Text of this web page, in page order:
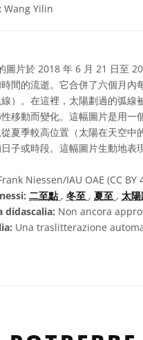
Wang Yilin
圖片於 2018 年 6 月 21 日至
間的流逝。它合併了六個月
）。在這裡，太陽劃過的弧
移動而變化。這幅圖片是用
夏季較高位置（太陽在天空
子或時段。這幅圖片生動地
Niessen/IAU OAE (CC BY
二至點 , 冬至 , 夏至 , 太陽
didascalia: Non ancora
Una traslitterazione